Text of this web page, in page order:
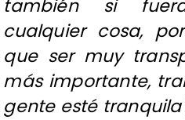
también si
cualquier cosa,
que ser muy
más importante,
gente esté